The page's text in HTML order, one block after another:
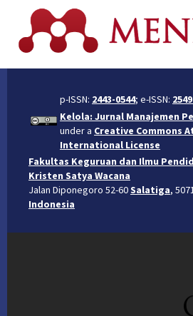
p-ISSN: 2443-0544; e-ISSN:
Kelola: Jurnal Manajemen
under a Creative Commons
International License
Fakultas Keguruan dan Ilmu
Kristen Satya Wacana
Jalan Diponegoro 52-60Salatiga,
Indonesia